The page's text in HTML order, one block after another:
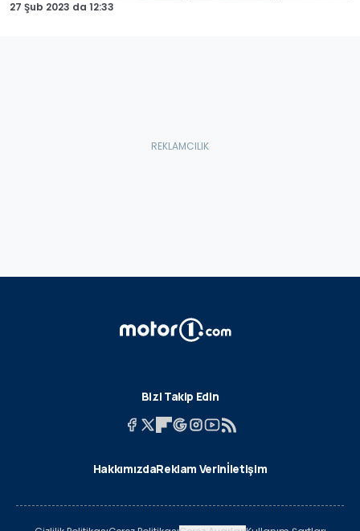
27 Şub 2023 da 12:33
Bizi Takip Edin
HakkımızdaReklam Verinİletişim